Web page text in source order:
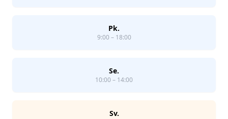
Pk.
9:00 – 18:00
Se.
10:00 – 14:00
Sv.